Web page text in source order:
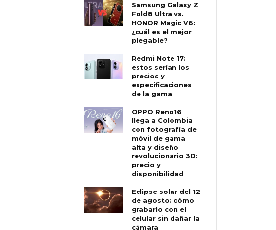
Samsung Galaxy Z
Fold8 Ultra vs.
HONOR Magic V6:
¿cuál es el mejor
plegable?
Redmi Note 17:
estos serían los
precios y
especificaciones
de la gama
OPPO Reno16
llega a Colombia
con fotografía de
móvil de gama
alta y diseño
revolucionario 3D:
precio y
disponibilidad
Eclipse solar del 12
de agosto: cómo
grabarlo con el
celular sin dañar la
cámara